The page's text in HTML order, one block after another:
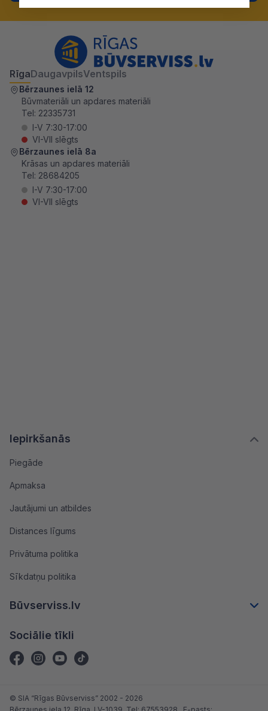
Iepirkšanās
Piegāde
Apmaksa
Jautājumi un atbildes
Distances līgums
Privātuma politika
Sīkdatņu politika
Būvserviss.lv
Sociālie tīkli
RīgaDaugavpilsVentspils
Bērzaunes ielā 12
Būvmateriāli un apdares materiāli
Tel: 22335731
I-V 7:30-17:00
VI-VII slēgts
Bērzaunes ielā 8a
Krāsas un apdares materiāli
Tel: 28684205
I-V 7:30-17:00
VI-VII slēgts
© SIA “Rīgas Būvserviss” 2002 - 2026